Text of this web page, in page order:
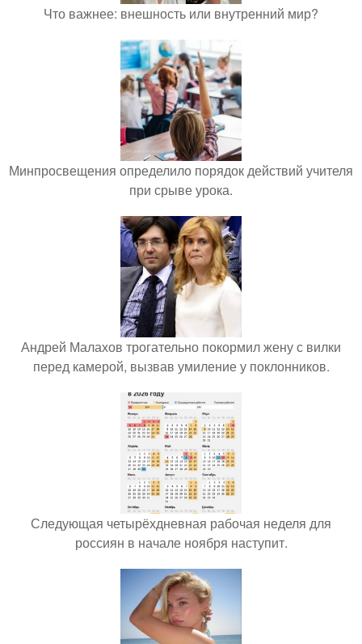
Что важнее: внешность или внутренний мир?
Минпросвещения определило порядок действий учителя
при срыве урока.
Андрей Малахов трогательно покормил жену с вилки
перед камерой, вызвав умиление у поклонников.
Следующая четырёхдневная рабочая неделя для
россиян в начале ноября наступит.